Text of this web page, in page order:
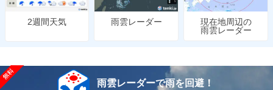
2週間天気 雨雲レーダー
現在地周辺の
雨雲レーダー
雨雲レーダーで雨を回避！